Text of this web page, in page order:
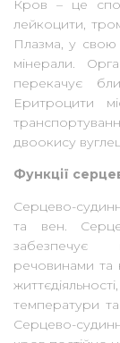
Кров – це
лейкоцити,
Плазма, у свою
мінерали.
перекачує
Еритроцити
двоокису
Функції
Серцево-
та вен.
забезпечує
речовинами та
температури та
Серцево-